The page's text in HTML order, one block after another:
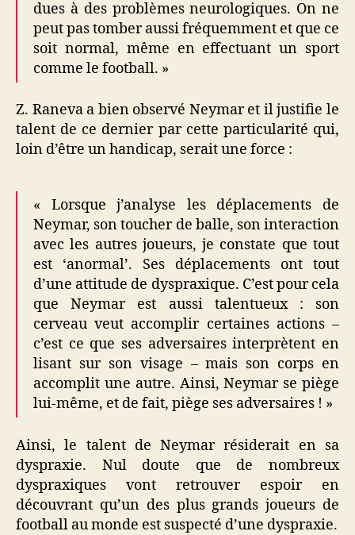
dues à des problèmes neurologiques. On ne
peut pas tomber aussi fréquemment et que ce
soit normal, même en effectuant un sport
comme le football. »
Z. Raneva a bien observé Neymar et il justifie le
talent de ce dernier par cette particularité qui,
loin d’être un handicap, serait une force :
« Lorsque j’analyse les déplacements de
Neymar, son toucher de balle, son interaction
avec les autres joueurs, je constate que tout
est ‘anormal’. Ses déplacements ont tout
d’une attitude de dyspraxique. C’est pour cela
que Neymar est aussi talentueux : son
cerveau veut accomplir certaines actions –
c’est ce que ses adversaires interprètent en
lisant sur son visage – mais son corps en
accomplit une autre. Ainsi, Neymar se piège
lui-même, et de fait, piège ses adversaires ! »
Ainsi, le talent de Neymar résiderait en sa
dyspraxie. Nul doute que de nombreux
dyspraxiques vont retrouver espoir en
découvrant qu’un des plus grands joueurs de
football au monde est suspecté d’une dyspraxie.